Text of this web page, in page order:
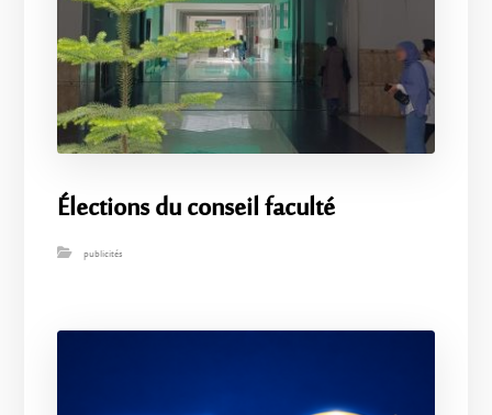
Élections du conseil faculté
publicités